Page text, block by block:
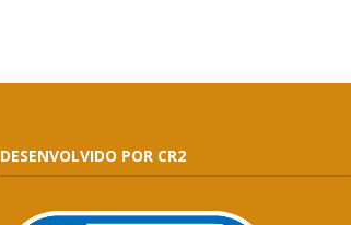
DESENVOLVIDO POR CR2